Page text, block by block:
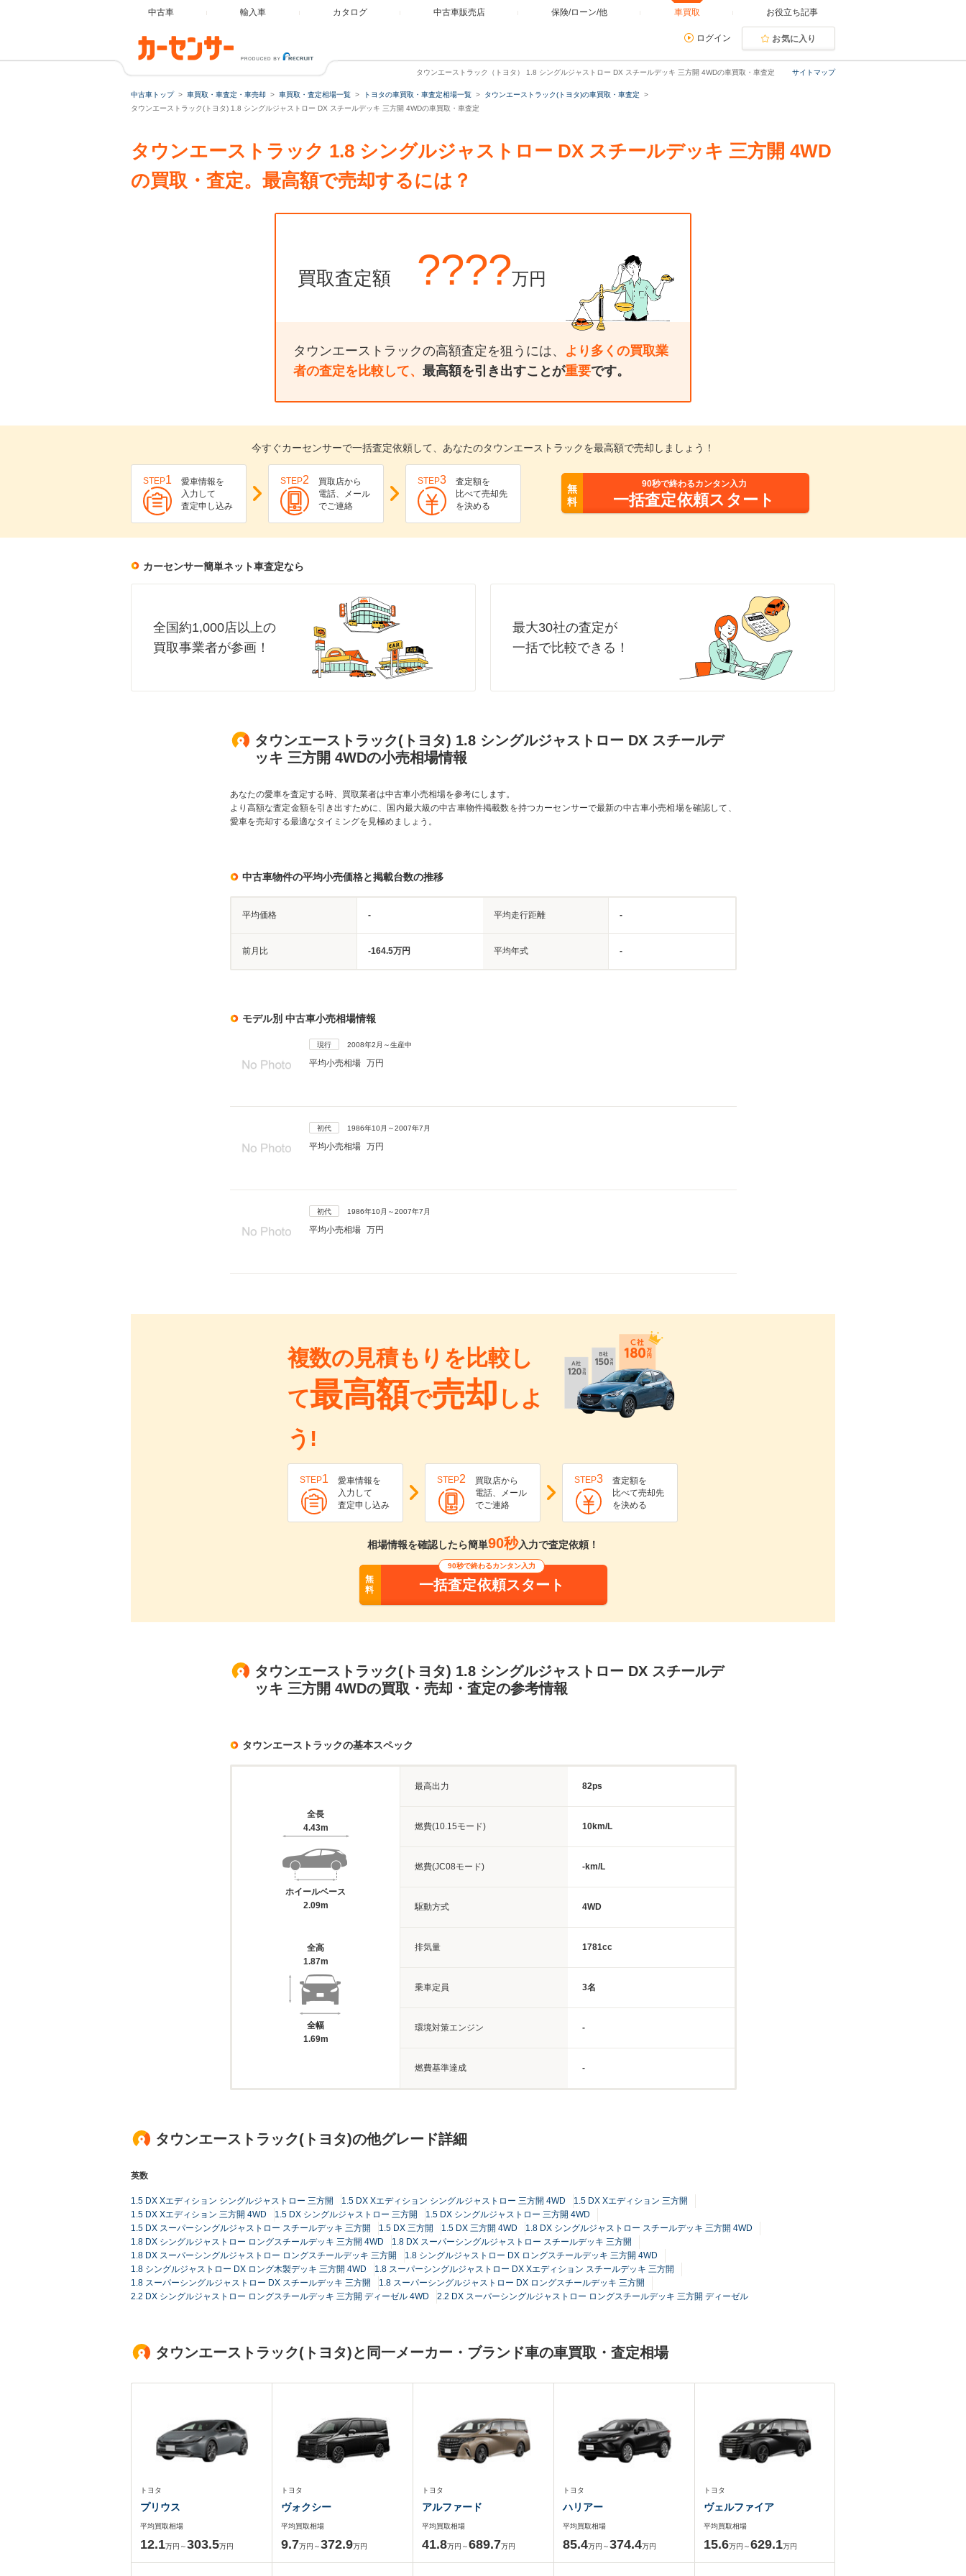
中古車 輸入車 カタログ 中古車販売店 保険/ローン/他 車買取 お役立ち記事
ログイン お気に入り
サイトマップ
タウンエーストラック（トヨタ） 1.8 シングルジャストロー DX スチールデッキ 三方開 4WDの車買取・車査定
中古車トップ 車買取・車査定・車売却 車買取・査定相場一覧 トヨタの車買取・車査定相場一覧
タウンエーストラック(トヨタ)の車買取・車査定
タウンエーストラック(トヨタ) 1.8 シングルジャストロー DX スチールデッキ 三方開 4WDの車買取・車査定
タウンエーストラック 1.8 シングルジャストロー DX スチールデッキ 三方開 4WD
の買取・査定。最高額で売却するには？
買取査定額 ????万円
タウンエーストラックの高額査定を狙うには、 より多くの買取業
者の査定を比較して、 最高額を引き出すことが重要です。
今すぐカーセンサーで一括査定依頼して、あなたのタウンエーストラックを最高額で売却しましょう！
STEP1
愛車情報を
入力して
査定申し込み
STEP2
買取店から
電話、メール
でご連絡
STEP3
査定額を
比べて売却先
を決める
無
料
90秒で終わるカンタン入力
一括査定依頼スタート
カーセンサー簡単ネット車査定なら
全国約1,000店以上の
買取事業者が参画！
最大30社の査定が
一括で比較できる！
タウンエーストラック(トヨタ) 1.8 シングルジャストロー DX スチールデ
ッキ 三方開 4WDの小売相場情報
あなたの愛車を査定する時、買取業者は中古車小売相場を参考にします。
より高額な査定金額を引き出すために、国内最大級の中古車物件掲載数を持つカーセンサーで最新の中古車小売相場を確認して、
愛車を売却する最適なタイミングを見極めましょう。
中古車物件の平均小売価格と掲載台数の推移
平均価格 - 平均走行距離 -
前月比 -164.5万円 平均年式 -
モデル別 中古車小売相場情報
現行 2008年2月～生産中
平均小売相場 万円
初代 1986年10月～2007年7月
平均小売相場 万円
初代 1986年10月～2007年7月
平均小売相場 万円
複数の見積もりを比較し
て最高額で売却 しよ
う!
STEP1
愛車情報を
入力して
査定申し込み
STEP2
買取店から
電話、メール
でご連絡
STEP3
査定額を
比べて売却先
を決める
相場情報を確認したら簡単90秒入力で査定依頼！
無
料
90秒で終わるカンタン入力
一括査定依頼スタート
タウンエーストラック(トヨタ) 1.8 シングルジャストロー DX スチールデ
ッキ 三方開 4WDの買取・売却・査定の参考情報
タウンエーストラックの基本スペック
全長
4.43m
ホイールベース
2.09m
全高
1.87m
全幅
1.69m
最高出力 82ps
燃費(10.15モード) 10km/L
燃費(JC08モード) -km/L
駆動方式 4WD
排気量 1781cc
乗車定員 3名
環境対策エンジン -
燃費基準達成 -
タウンエーストラック(トヨタ)の他グレード詳細
英数
1.5 DX Xエディション シングルジャストロー 三方開 1.5 DX Xエディション シングルジャストロー 三方開 4WD
1.5 DX Xエディション 三方開
1.5 DX Xエディション 三方開 4WD
1.5 DX シングルジャストロー 三方開
1.5 DX シングルジャストロー 三方開 4WD
1.5 DX スーパーシングルジャストロー スチールデッキ 三方開
1.5 DX 三方開 1.5 DX 三方開 4WD
1.8 DX シングルジャストロー スチールデッキ 三方開 4WD
1.8 DX シングルジャストロー ロングスチールデッキ 三方開 4WD
1.8 DX スーパーシングルジャストロー スチールデッキ 三方開
1.8 DX スーパーシングルジャストロー ロングスチールデッキ 三方開
1.8 シングルジャストロー DX ロングスチールデッキ 三方開 4WD
1.8 シングルジャストロー DX ロング木製デッキ 三方開 4WD
1.8 スーパーシングルジャストロー DX Xエディション スチールデッキ 三方開
1.8 スーパーシングルジャストロー DX スチールデッキ 三方開
1.8 スーパーシングルジャストロー DX ロングスチールデッキ 三方開
2.2 DX シングルジャストロー ロングスチールデッキ 三方開 ディーゼル 4WD
2.2 DX スーパーシングルジャストロー ロングスチールデッキ 三方開 ディーゼル
タウンエーストラック(トヨタ)と同一メーカー・ブランド車の車買取・査定相場
トヨタ
プリウス
平均買取相場
12.1万円～303.5万円
トヨタ
ヴォクシー
平均買取相場
9.7万円～372.9万円
トヨタ
アルファード
平均買取相場
41.8万円～689.7万円
トヨタ
ハリアー
平均買取相場
85.4万円～374.4万円
トヨタ
ヴェルファイア
平均買取相場
15.6万円～629.1万円